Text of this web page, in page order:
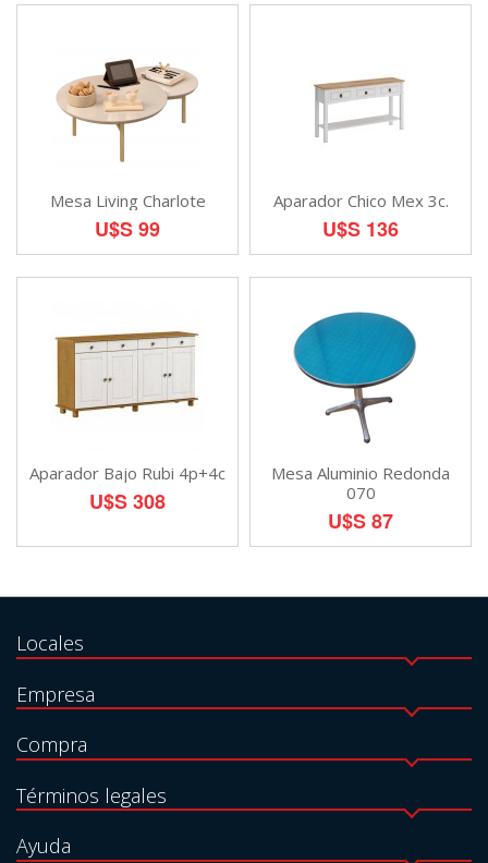
Mesa Living Charlote
U$S 99
Aparador Chico Mex 3c.
U$S 136
Aparador Bajo Rubi 4p+4c
U$S 308
Mesa Aluminio Redonda
070
U$S 87
Locales
Empresa
Compra
Términos legales
Ayuda